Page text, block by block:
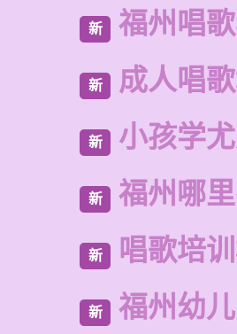
新 福州唱
新 成人唱
新 小孩学
新 福州哪
新 唱歌培
新 福州幼